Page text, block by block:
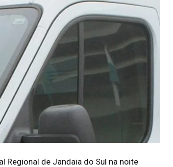
Regional de Jandaia do Sul na noite